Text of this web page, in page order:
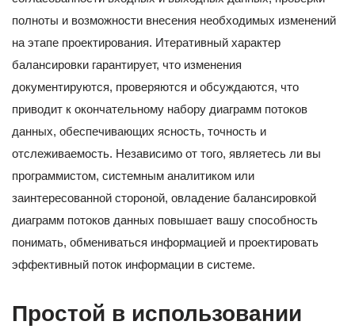
полноты и возможности внесения необходимых изменений
на этапе проектирования. Итеративный характер
балансировки гарантирует, что изменения
документируются, проверяются и обсуждаются, что
приводит к окончательному набору диаграмм потоков
данных, обеспечивающих ясность, точность и
отслеживаемость. Независимо от того, являетесь ли вы
программистом, системным аналитиком или
заинтересованной стороной, овладение балансировкой
диаграмм потоков данных повышает вашу способность
понимать, обмениваться информацией и проектировать
эффективный поток информации в системе.
Простой в использовании